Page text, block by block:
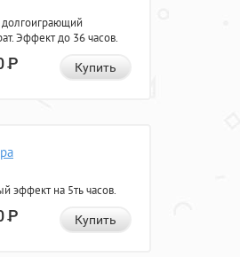
Эффект до 36 часов.
Р Купить
эффект на 5ть часов.
Р Купить